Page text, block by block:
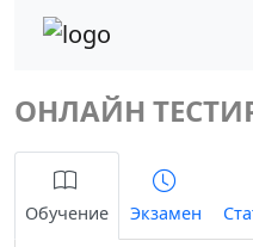
ОНЛАЙН
Обучение Экзамен